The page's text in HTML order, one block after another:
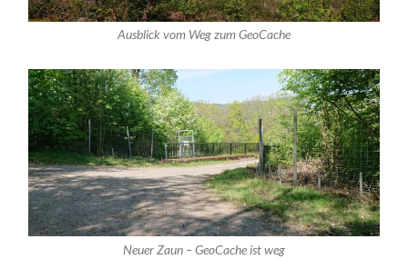
Ausblick vom Weg zum GeoCache
Neuer Zaun – GeoCache ist weg